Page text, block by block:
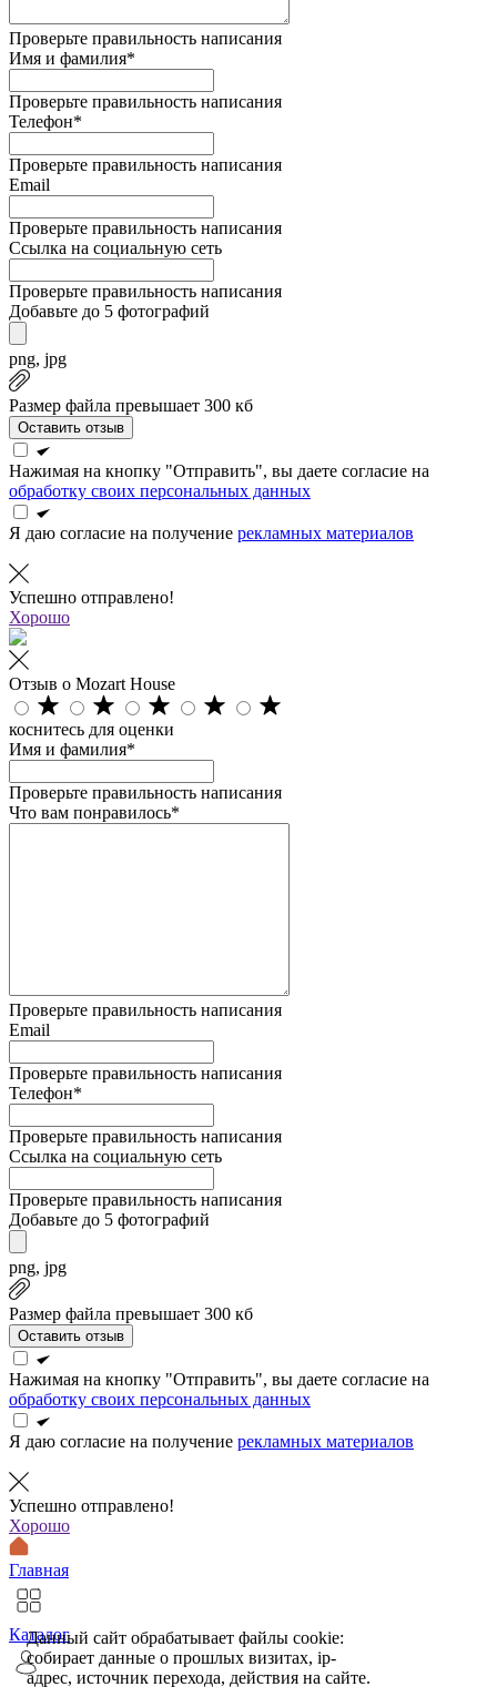
Проверьте правильность написания
Имя и фамилия*
Проверьте правильность написания
Телефон*
Проверьте правильность написания
Email
Проверьте правильность написания
Ссылка на социальную сеть
Проверьте правильность написания
Добавьте до 5 фотографий
png, jpg
Размер файла превышает 300 кб
Оставить отзыв
Нажимая на кнопку "Отправить", вы даете согласие на
обработку своих персональных данных
Я даю согласие на получение рекламных материалов
Успешно отправлено!
Хорошо
Отзыв о Mozart House
коснитесь для оценки
Имя и фамилия*
Проверьте правильность написания
Что вам понравилось*
Проверьте правильность написания
Email
Проверьте правильность написания
Телефон*
Проверьте правильность написания
Ссылка на социальную сеть
Проверьте правильность написания
Добавьте до 5 фотографий
png, jpg
Размер файла превышает 300 кб
Оставить отзыв
Нажимая на кнопку "Отправить", вы даете согласие на
обработку своих персональных данных
Я даю согласие на получение рекламных материалов
Успешно отправлено!
Хорошо
Главная
Каталог
Данный сайт обрабатывает файлы cookie:
собирает данные о прошлых визитах, ip-
адрес, источник перехода, действия на сайте.